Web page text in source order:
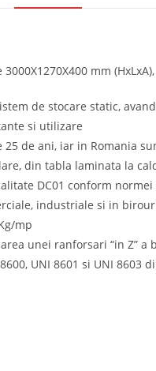
mm
de stocare static,
si utilizare
de ani, iar in Romania
din tabla laminata la
DC01 conform normei
industriale si in
mp
unei ranforsari “in Z” a
UNI 8601 si UNI 8603